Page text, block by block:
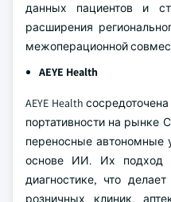
данных пациентов и
расширения
межоперационной
AEYE Health
AEYE Health
портативности на рынке
переносные автономные
основе ИИ. Их подход
диагностике, что
розничных клиник,